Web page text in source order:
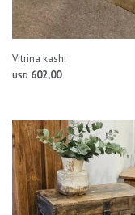
Vitrina kashi
USD 602,00